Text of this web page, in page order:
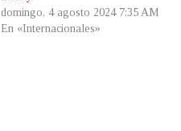
domingo, 4 agosto 2024 7:35 AM
En «Internacionales»